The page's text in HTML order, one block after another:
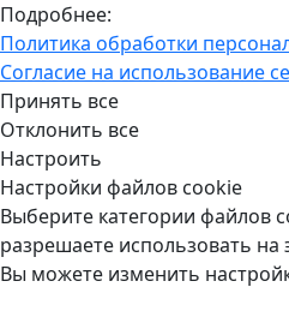
Подробнее:
Политика обработки
Согласие на использование
Принять все
Отклонить все
Настроить
Настройки файлов cookie
Выберите категории файлов
разрешаете использовать на
Вы можете изменить